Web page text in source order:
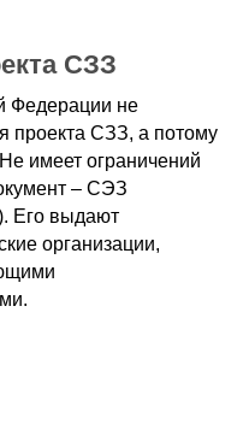
СЗЗ
Федерации не
проекта СЗЗ, а потому
имеет ограничений
– СЭЗ
Его выдают
организации,